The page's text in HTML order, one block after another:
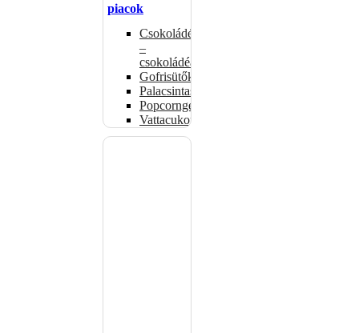
piacok
Csokoládémelegítők
–
csokoládéadagolók
Gofrisütők
Palacsintasütők
Popcorngépek
Vattacukorgép